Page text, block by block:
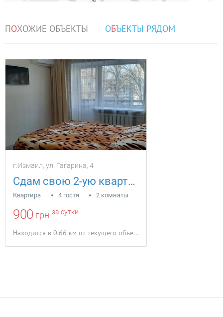
ПОХОЖИЕ ОБЪЕКТЫ ОБЪЕКТЫ РЯДОМ
г.Измаил, ул. Гагарина, 4
Сдам свою 2-ую квартиру после ремонта
Квартира 4 гостя 2 комнаты
900 грн за сутки
Находится в 0.66 км от текущего объекта